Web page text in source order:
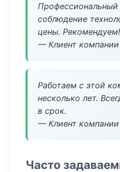
Профессиональный
соблюдение
цены. Рекомендуем!
— Клиент компании
Работаем с этой
несколько лет.
в срок.
— Клиент компании
Часто